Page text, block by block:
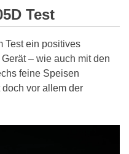
Test
Test ein positives
– wie auch mit den
feine Speisen
vor allem der